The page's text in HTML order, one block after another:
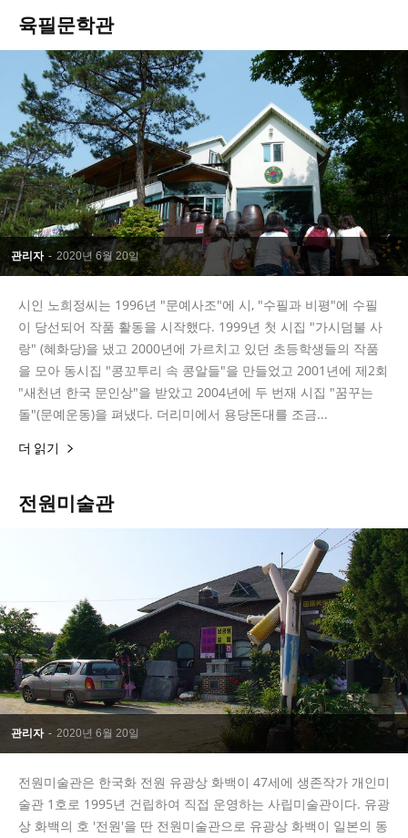
육필문학관
관리자 - 2020년 6월 20일
시인 노희정씨는 1996년 "문예사조"에 시, "수필과 비평"에 수필
이 당선되어 작품 활동을 시작했다. 1999년 첫 시집 "가시덤불 사
랑" (혜화당)을 냈고 2000년에 가르치고 있던 초등학생들의 작품
을 모아 동시집 "콩꼬투리 속 콩알들"을 만들었고 2001년에 제2회
"새천년 한국 문인상"을 받았고 2004년에 두 번재 시집 "꿈꾸는
돌"(문예운동)을 펴냈다. 더리미에서 용당돈대를 조금...
더 읽기
전원미술관
관리자 - 2020년 6월 20일
전원미술관은 한국화 전원 유광상 화백이 47세에 생존작가 개인미
술관 1호로 1995년 건립하여 직접 운영하는 사립미술관이다. 유광
상 화백의 호 '전원'을 딴 전원미술관으로 유광상 화백이 일본의 동